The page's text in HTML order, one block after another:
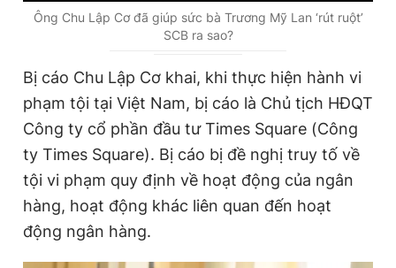
Đặt báo Quảng cáo RSS Tòa soạn Chính sách bảo
Phó tổng biên tập: Lâm Hiếu Dũng
Phó tổng biên tập: Trần Việt Hưng
Tổng thư ký tòa soạn: Đức Trung
Giấy phép xuất bản số 110/GP - BTTTT cấp ngày 24.3.2020
© 2003-2026 Bản quyền thuộc về Báo Thanh Niên. Cấm sao
chép dưới mọi hình thức nếu không có sự chấp thuận bằng văn
bản. Phát triển bởi ePi Technologies, JSC.
u
t
m
u
t
Ông Chu Lập Cơ đã giúp sức bà Trương Mỹ Lan ‘rút ruột’
SCB ra sao?
Bị cáo Chu Lập Cơ khai, khi thực hiện hành vi
phạm tội tại Việt Nam, bị cáo là Chủ tịch HĐQT
Công ty cổ phần đầu tư Times Square (Công
ty Times Square). Bị cáo bị đề nghị truy tố về
tội vi phạm quy định về hoạt động của ngân
hàng, hoạt động khác liên quan đến hoạt
động ngân hàng.